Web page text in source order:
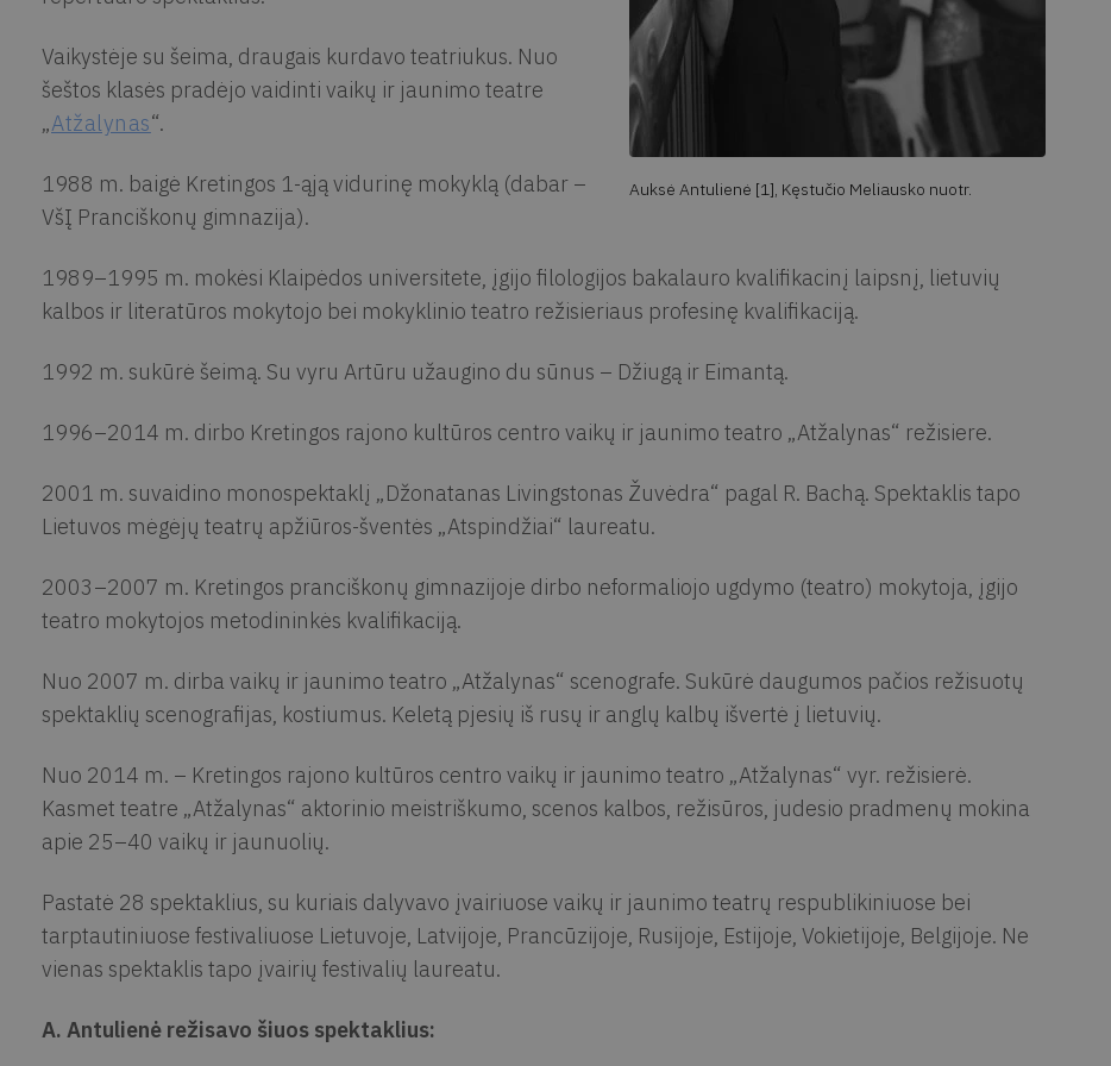
Auksė Antulienė [1], Kęstučio Meliausko nuotr.
Vaikystėje su šeima, draugais kurdavo teatriukus. Nuo
šeštos klasės pradėjo vaidinti vaikų ir jaunimo teatre
„Atžalynas“.
1988 m. baigė Kretingos 1-ąją vidurinę mokyklą (dabar –
VšĮ Pranciškonų gimnazija).
1989–1995 m. mokėsi Klaipėdos universitete, įgijo filologijos bakalauro kvalifikacinį laipsnį, lietuvių
kalbos ir literatūros mokytojo bei mokyklinio teatro režisieriaus profesinę kvalifikaciją.
1992 m. sukūrė šeimą. Su vyru Artūru užaugino du sūnus – Džiugą ir Eimantą.
1996–2014 m. dirbo Kretingos rajono kultūros centro vaikų ir jaunimo teatro „Atžalynas“ režisiere.
2001 m. suvaidino monospektaklį „Džonatanas Livingstonas Žuvėdra“ pagal R. Bachą. Spektaklis tapo
Lietuvos mėgėjų teatrų apžiūros-šventės „Atspindžiai“ laureatu.
2003–2007 m. Kretingos pranciškonų gimnazijoje dirbo neformaliojo ugdymo (teatro) mokytoja, įgijo
teatro mokytojos metodininkės kvalifikaciją.
Nuo 2007 m. dirba vaikų ir jaunimo teatro „Atžalynas“ scenografe. Sukūrė daugumos pačios režisuotų
spektaklių scenografijas, kostiumus. Keletą pjesių iš rusų ir anglų kalbų išvertė į lietuvių.
Nuo 2014 m. – Kretingos rajono kultūros centro vaikų ir jaunimo teatro „Atžalynas“ vyr. režisierė.
Kasmet teatre „Atžalynas“ aktorinio meistriškumo, scenos kalbos, režisūros, judesio pradmenų mokina
apie 25–40 vaikų ir jaunuolių.
Pastatė 28 spektaklius, su kuriais dalyvavo įvairiuose vaikų ir jaunimo teatrų respublikiniuose bei
tarptautiniuose festivaliuose Lietuvoje, Latvijoje, Prancūzijoje, Rusijoje, Estijoje, Vokietijoje, Belgijoje. Ne
vienas spektaklis tapo įvairių festivalių laureatu.
A. Antulienė režisavo šiuos spektaklius: